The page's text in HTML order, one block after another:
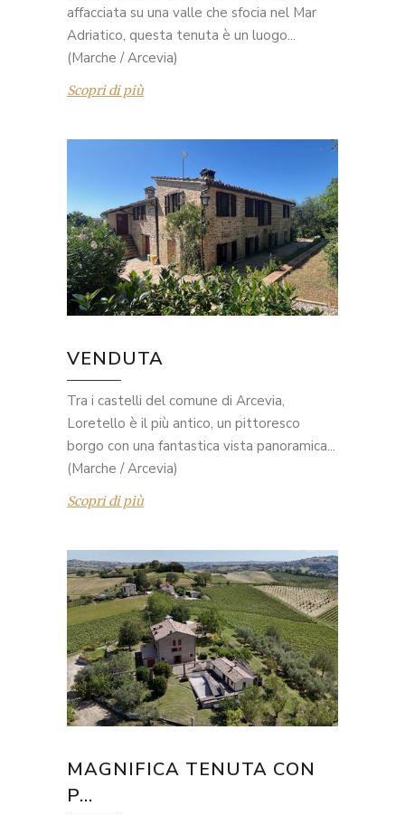
affacciata su una valle che sfocia nel Mar
Adriatico, questa tenuta è un luogo...
(Marche / Arcevia)
Scopri di più
VENDUTA
Tra i castelli del comune di Arcevia,
Loretello è il più antico, un pittoresco
borgo con una fantastica vista panoramica...
(Marche / Arcevia)
Scopri di più
MAGNIFICA TENUTA CON
P...